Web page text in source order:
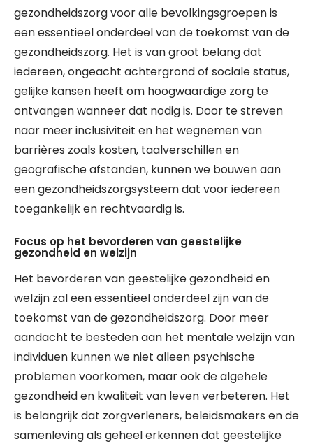
gezondheidszorg voor alle bevolkingsgroepen is
een essentieel onderdeel van de toekomst van de
gezondheidszorg. Het is van groot belang dat
iedereen, ongeacht achtergrond of sociale status,
gelijke kansen heeft om hoogwaardige zorg te
ontvangen wanneer dat nodig is. Door te streven
naar meer inclusiviteit en het wegnemen van
barrières zoals kosten, taalverschillen en
geografische afstanden, kunnen we bouwen aan
een gezondheidszorgsysteem dat voor iedereen
toegankelijk en rechtvaardig is.
Focus op het bevorderen van geestelijke
gezondheid en welzijn
Het bevorderen van geestelijke gezondheid en
welzijn zal een essentieel onderdeel zijn van de
toekomst van de gezondheidszorg. Door meer
aandacht te besteden aan het mentale welzijn van
individuen kunnen we niet alleen psychische
problemen voorkomen, maar ook de algehele
gezondheid en kwaliteit van leven verbeteren. Het
is belangrijk dat zorgverleners, beleidsmakers en de
samenleving als geheel erkennen dat geestelijke